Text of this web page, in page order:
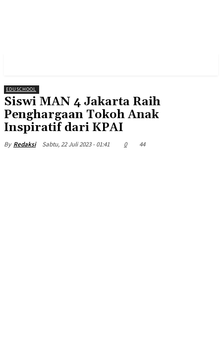
EDUSCHOOL
Siswi MAN 4 Jakarta Raih
Penghargaan Tokoh Anak
Inspiratif dari KPAI
By Redaksi Sabtu, 22 Juli 2023 - 01:41 0 44